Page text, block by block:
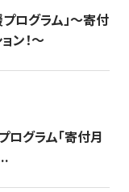
ログラム」〜寄付
ン！〜
ログラム「寄付月